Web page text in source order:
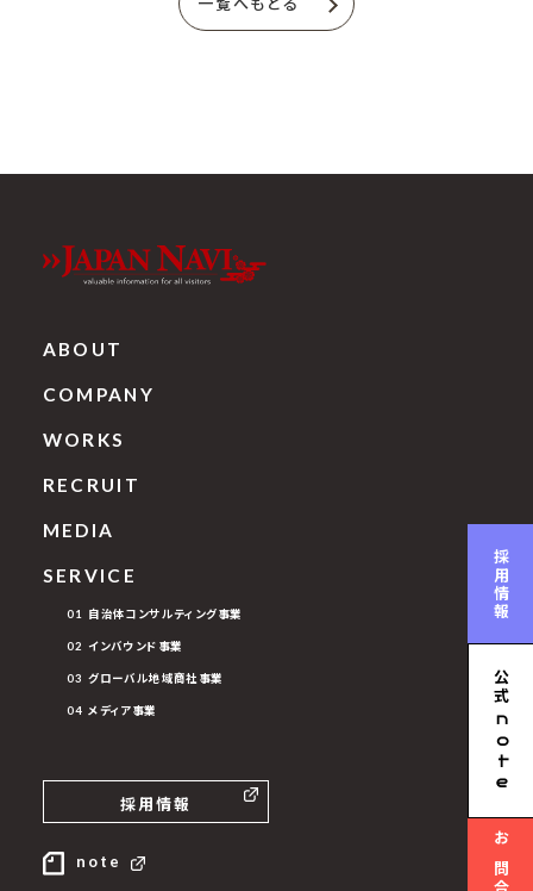
ABOUT
COMPANY
WORKS
RECRUIT
MEDIA
SERVICE
01 自治体コンサルティング事業
02 インバウンド事業
03 グローバル地域商社事業
04 メディア事業
採用情報
note
採用情報
公式
n
ote